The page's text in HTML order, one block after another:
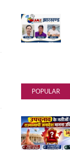
POPULAR